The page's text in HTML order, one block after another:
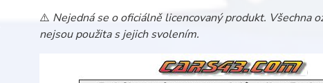
⚠️ Nejedná se o oficiálně licencovaný produkt. Všechna
nejsou použita s jejich svolením.